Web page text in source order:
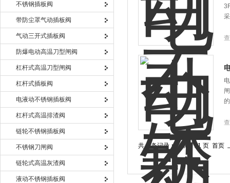
不锈钢插板阀
带防尘罩气动插板阀
气动三开式插板阀
防爆电动高温刀型闸阀
杠杆式高温刀型闸阀
杠杆式插板阀
电液动不锈钢插板阀
杠杆式高温排渣阀
链轮不锈钢插板阀
不锈钢刀闸阀
链轮式高温灰渣阀
液动不锈钢插板阀
共 3 条记录，当前 1 / 1 页 首页